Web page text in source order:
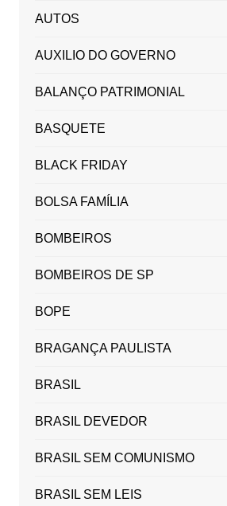
AUTOS
AUXILIO DO GOVERNO
BALANÇO PATRIMONIAL
BASQUETE
BLACK FRIDAY
BOLSA FAMÍLIA
BOMBEIROS
BOMBEIROS DE SP
BOPE
BRAGANÇA PAULISTA
BRASIL
BRASIL DEVEDOR
BRASIL SEM COMUNISMO
BRASIL SEM LEIS